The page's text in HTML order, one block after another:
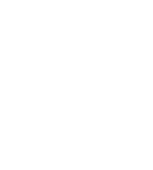
Web-money,